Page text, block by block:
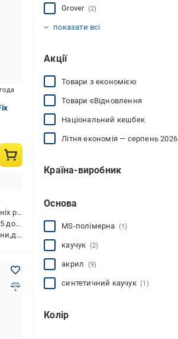
робіт,дзеркала
+40
дзеркал
Grover (2)
показати всі
Акції
Товари з економією
Товари єВідновлення
Національний кешбек
Літня економія — серпень 2026
Країна-виробник
Польща
Туреччина
Україна (7)
Основа
MS-полімерна (1)
каучук (2)
акрил (9)
синтетичний каучук(1)
Колір